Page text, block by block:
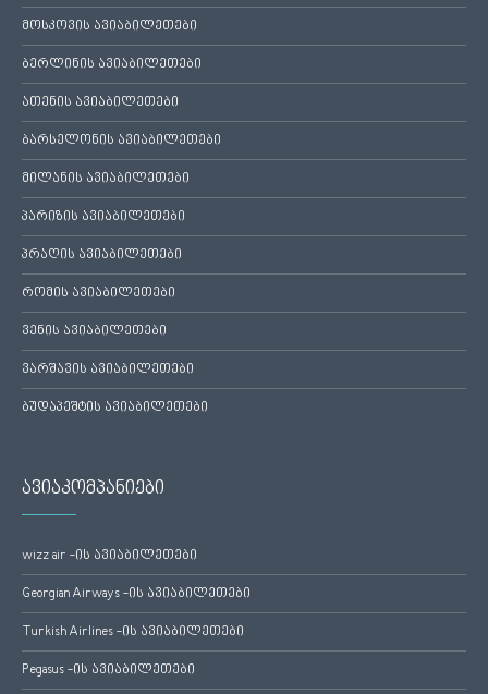
მოსკოვის ავიაბილეთები
ბერლინის ავიაბილეთები
ათენის ავიაბილეთები
ბარსელონის ავიაბილეთები
მილანის ავიაბილეთები
პარიზის ავიაბილეთები
პრაღის ავიაბილეთები
რომის ავიაბილეთები
ვენის ავიაბილეთები
ვარშავის ავიაბილეთები
ბუდაპეშტის ავიაბილეთები
ავიაკომპანიები
wizz air -ის ავიაბილეთები
Georgian Airways -ის ავიაბილეთები
Turkish Airlines -ის ავიაბილეთები
Pegasus -ის ავიაბილეთები